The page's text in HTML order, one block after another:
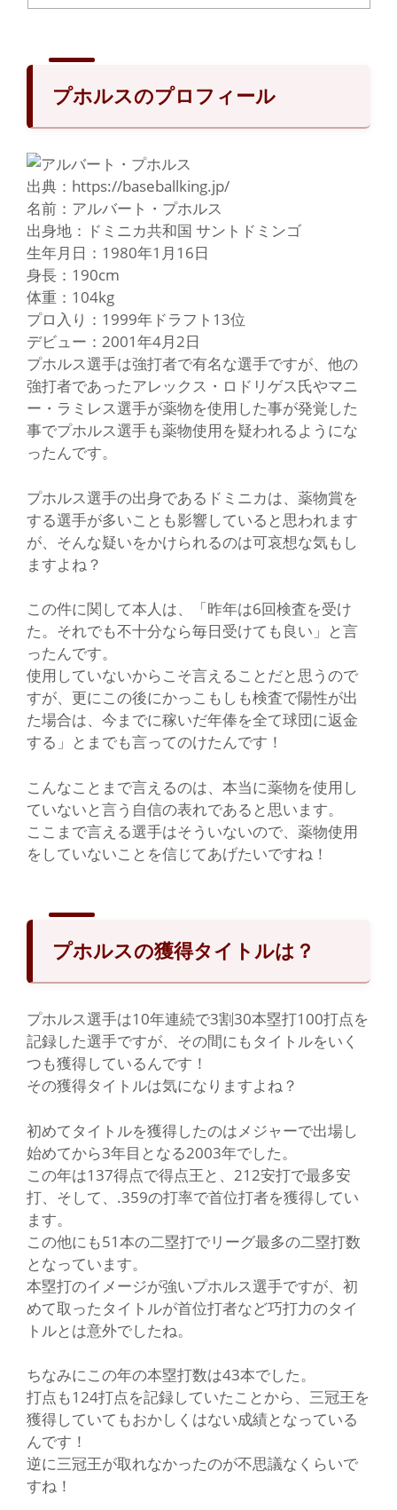
プホルスのプロフィール
出典：https://baseballking.jp/
名前：アルバート・プホルス
出身地：ドミニカ共和国 サントドミンゴ
生年月日：1980年1月16日
身長：190cm
体重：104kg
プロ入り：1999年ドラフト13位
デビュー：2001年4月2日
プホルス選手は強打者で有名な選手ですが、他の
強打者であったアレックス・ロドリゲス氏やマニ
ー・ラミレス選手が薬物を使用した事が発覚した
事でプホルス選手も薬物使用を疑われるようにな
ったんです。
プホルス選手の出身であるドミニカは、薬物賞を
する選手が多いことも影響していると思われます
が、そんな疑いをかけられるのは可哀想な気もし
ますよね？
この件に関して本人は、「昨年は6回検査を受け
た。それでも不十分なら毎日受けても良い」と言
ったんです。
使用していないからこそ言えることだと思うので
すが、更にこの後にかっこもしも検査で陽性が出
た場合は、今までに稼いだ年俸を全て球団に返金
する」とまでも言ってのけたんです！
こんなことまで言えるのは、本当に薬物を使用し
ていないと言う自信の表れであると思います。
ここまで言える選手はそういないので、薬物使用
をしていないことを信じてあげたいですね！
プホルスの獲得タイトルは？
プホルス選手は10年連続で3割30本塁打100打点を
記録した選手ですが、その間にもタイトルをいく
つも獲得しているんです！
その獲得タイトルは気になりますよね？
初めてタイトルを獲得したのはメジャーで出場し
始めてから3年目となる2003年でした。
この年は137得点で得点王と、212安打で最多安
打、そして、.359の打率で首位打者を獲得してい
ます。
この他にも51本の二塁打でリーグ最多の二塁打数
となっています。
本塁打のイメージが強いプホルス選手ですが、初
めて取ったタイトルが首位打者など巧打力のタイ
トルとは意外でしたね。
ちなみにこの年の本塁打数は43本でした。
打点も124打点を記録していたことから、三冠王を
獲得していてもおかしくはない成績となっている
んです！
逆に三冠王が取れなかったのが不思議なくらいで
すね！